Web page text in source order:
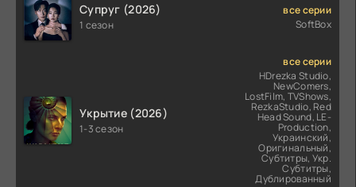
Супруг (2026)
1 сезон
все серии
SoftBox
Укрытие (2026)
1-3 сезон
все серии
HDrezka Studio,
NewComers,
LostFilm, TVShows,
RezkaStudio, Red
Head Sound, LE-
Production,
Украинский,
Оригинальный,
Субтитры, Укр.
Субтитры,
Дублированный